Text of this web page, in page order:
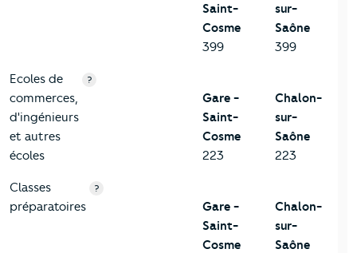
Saint-
Cosme
399
sur-
Saône
399
Ecoles de
commerces,
d'ingénieurs
et autres
écoles
?
Gare -
Saint-
Cosme
223
Chalon-
sur-
Saône
223
Classes
préparatoires
?
Gare -
Saint-
Cosme
Chalon-
sur-
Saône